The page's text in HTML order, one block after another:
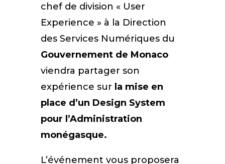
chef de division « User
Experience » à la Direction
des Services Numériques du
Gouvernement de Monaco
viendra partager son
expérience sur la mise en
place d’un Design System
pour l’Administration
monégasque.
L’événement vous proposera